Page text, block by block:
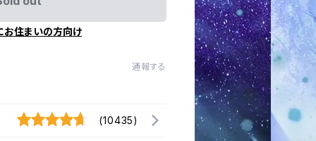
お住まいの方向け
通報する
(10435)